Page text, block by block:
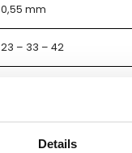
Details
0,55 mm
23 – 33 – 42